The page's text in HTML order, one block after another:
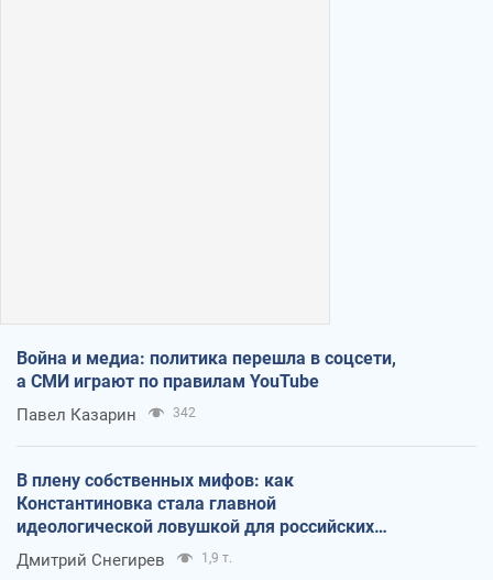
Война и медиа: политика перешла в соцсети,
а СМИ играют по правилам YouTube
Павел Казарин 342
В плену собственных мифов: как
Константиновка стала главной
идеологической ловушкой для российских
оккупантов
Дмитрий Снегирев 1,9 т.